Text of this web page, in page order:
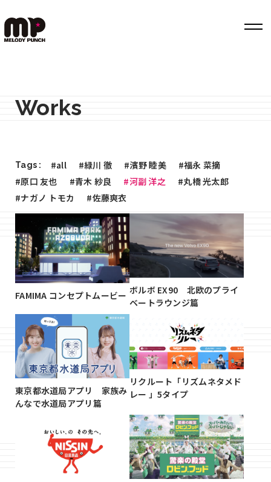
Works
Company Info
Recruit
Works
Tags : #all #緑川 徹 #濱野 睦美
#福永 菜摘
#原口 友也
#青木 紗良 #河副 洋之
#丸橋 光太郎
#ナガノ トモカ
#佐藤爽衣
FAMIMA コンセプトムービー ボルボ EX90 北欧のプライ
ベートラウンジ篇
東京都水道局アプリ 家族み
んなで水道局アプリ篇
リクルート「リズムネタメド
レー 」5タイプ